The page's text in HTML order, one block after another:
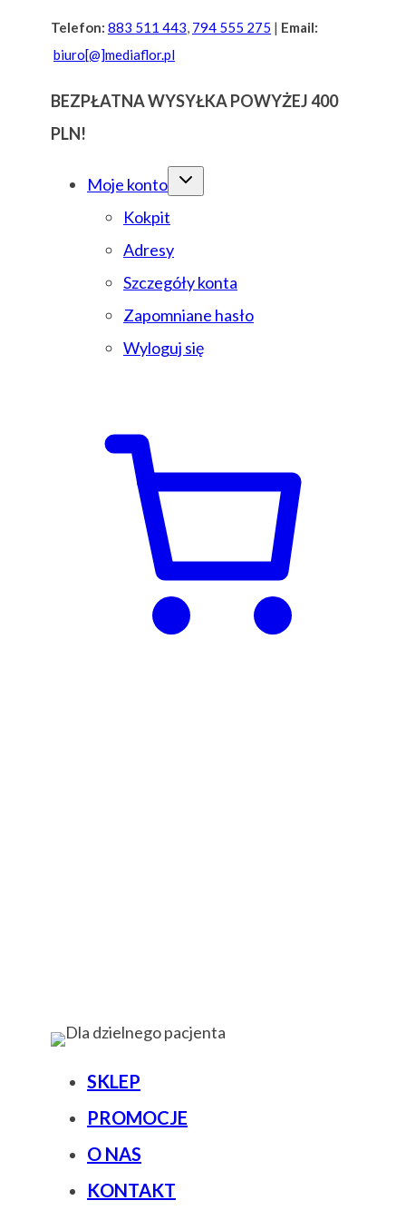
PrzejdźTelefon: 883 511 443, 794 555 275 | Email:
biuro[@]mediaflor.pl
BEZPŁATNA WYSYŁKA POWYŻEJ 400
PLN!
Moje konto
Kokpit
Adresy
Szczegóły konta
Zapomniane hasło
Wyloguj się
SKLEP
PROMOCJE
O NAS
KONTAKT